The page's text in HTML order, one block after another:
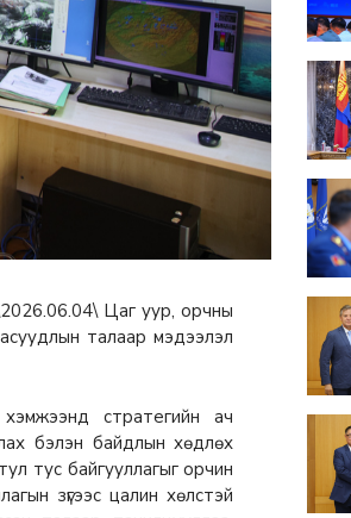
Цаг уур, орчны
талаар мэдээлэл
стратегийн ач
бэлэн байдлын хөдлөх
тус байгууллагыг орчин
зүгээс цалин хөлстэй